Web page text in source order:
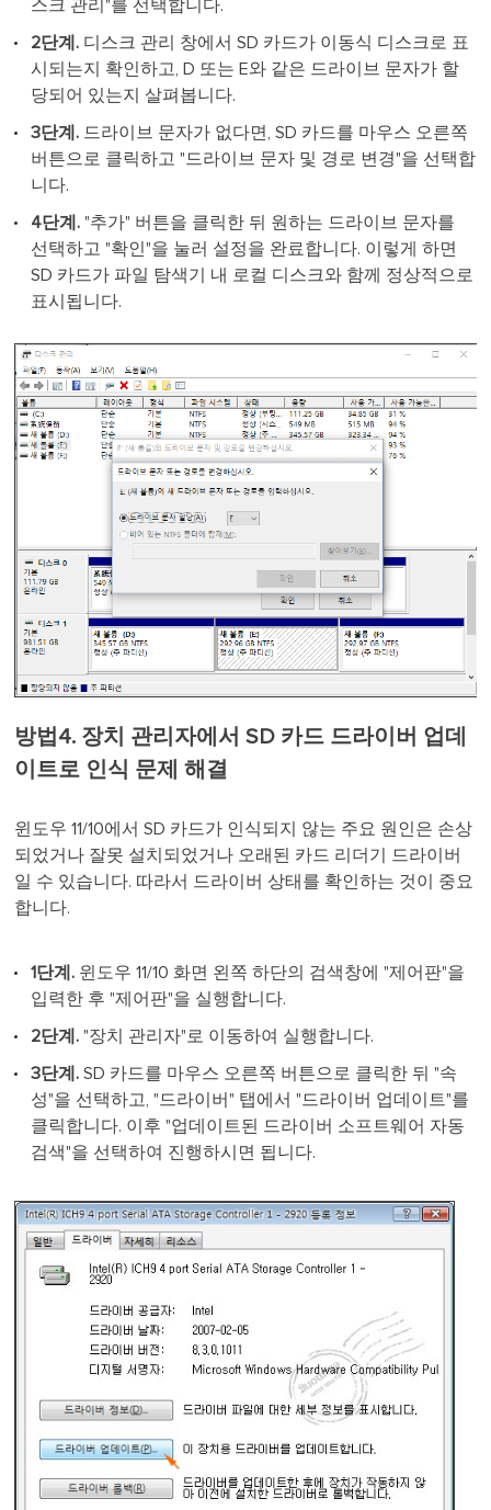
스크 관리"를 선택합니다.
2단계. 디스크 관리 창에서 SD 카드가 이동식 디스크로 표
시되는지 확인하고, D 또는 E와 같은 드라이브 문자가 할
당되어 있는지 살펴봅니다.
3단계. 드라이브 문자가 없다면, SD 카드를 마우스 오른쪽
버튼으로 클릭하고 "드라이브 문자 및 경로 변경"을 선택합
니다.
4단계. "추가" 버튼을 클릭한 뒤 원하는 드라이브 문자를
선택하고 "확인"을 눌러 설정을 완료합니다. 이렇게 하면
SD 카드가 파일 탐색기 내 로컬 디스크와 함께 정상적으로
표시됩니다.
방법4. 장치 관리자에서 SD 카드 드라이버 업데
이트로 인식 문제 해결
윈도우 11/10에서 SD 카드가 인식되지 않는 주요 원인은 손상
되었거나 잘못 설치되었거나 오래된 카드 리더기 드라이버
일 수 있습니다. 따라서 드라이버 상태를 확인하는 것이 중요
합니다.
1단계. 윈도우 11/10 화면 왼쪽 하단의 검색창에 "제어판"을
입력한 후 "제어판"을 실행합니다.
2단계. "장치 관리자"로 이동하여 실행합니다.
3단계. SD 카드를 마우스 오른쪽 버튼으로 클릭한 뒤 "속
성"을 선택하고, "드라이버" 탭에서 "드라이버 업데이트"를
클릭합니다. 이후 "업데이트된 드라이버 소프트웨어 자동
검색"을 선택하여 진행하시면 됩니다.